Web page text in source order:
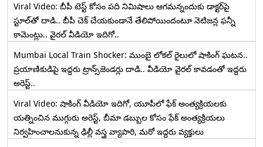
Viral Video: బీపీ టెస్ట్‌ కోసం పది నిమిషాలు ఆగమన్నందుకు డాక్టర్‌పై
స్టూల్‌తో దాడి.. బీపీ చెక్ చేయకుండానే తేలిపోయిందంటూ నెటిజన్ల ఫన్నీ
కామెంట్లు.. వైరల్ వీడియో ఇదిగో..
Mumbai Local Train Shocker: ముంబై లోకల్ రైలులో షాకింగ్ ఘటన..
ప్రయాణికుడిపై ఇద్దరు ట్రాన్స్‌జెండర్లు దాడి.. వీడియో వైరల్ కావడంతో ఇద్దరు
అరెస్ట్..
Viral Video: షాకింగ్ వీడియో ఇదిగో, యూపీలో ఫేక్ అంత్యక్రియలకు
యత్నించిన ముగ్గురు అరెస్ట్, బీమా డబ్బుల కోసం ఫేక్ అంత్యక్రియలు
నిర్వహించాలనుకున్న ఢిల్లీ వస్త్ర వ్యాపారి, మరో ఇద్దరు వ్యక్తులు